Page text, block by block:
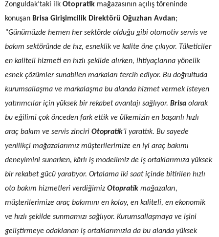
Zonguldak’taki ilk Otopratik mağazasının açılış töreninde
konuşan Brisa Girişimcilik Direktörü Oğuzhan Avdan;
“Günümüzde hemen her sektörde olduğu gibi otomotiv servis ve
bakım sektöründe de hız, esneklik ve kalite öne çıkıyor. Tüketiciler
en kaliteli hizmeti en hızlı şekilde alırken, ihtiyaçlarına yönelik
esnek çözümler sunabilen markaları tercih ediyor. Bu doğrultuda
kurumsallaşma ve markalaşma bu alanda hizmet vermek isteyen
yatırımcılar için yüksek bir rekabet avantajı sağlıyor. Brisa olarak
bu eğilimi çok önceden fark ettik ve ülkemizin en başarılı hızlı
araç bakım ve servis zinciri Otopratik’i yarattık. Bu sayede
yenilikçi mağazalarımız müşterilerimize en iyi araç bakımı
deneyimini sunarken, kârlı iş modelimiz de iş ortaklarımıza yüksek
bir rekabet gücü yaratıyor. Ortalama iki saat içinde bitirilen hızlı
oto bakım hizmetleri verdiğimizOtopratik mağazaları,
müşterilerimize araç bakımını en kolay, en kaliteli, en ekonomik
ve hızlı şekilde sunmamızı sağlıyor. Kurumsallaşmaya ve işini
geliştirmeye odaklanan iş ortaklarımızla da bu alanda yüksek